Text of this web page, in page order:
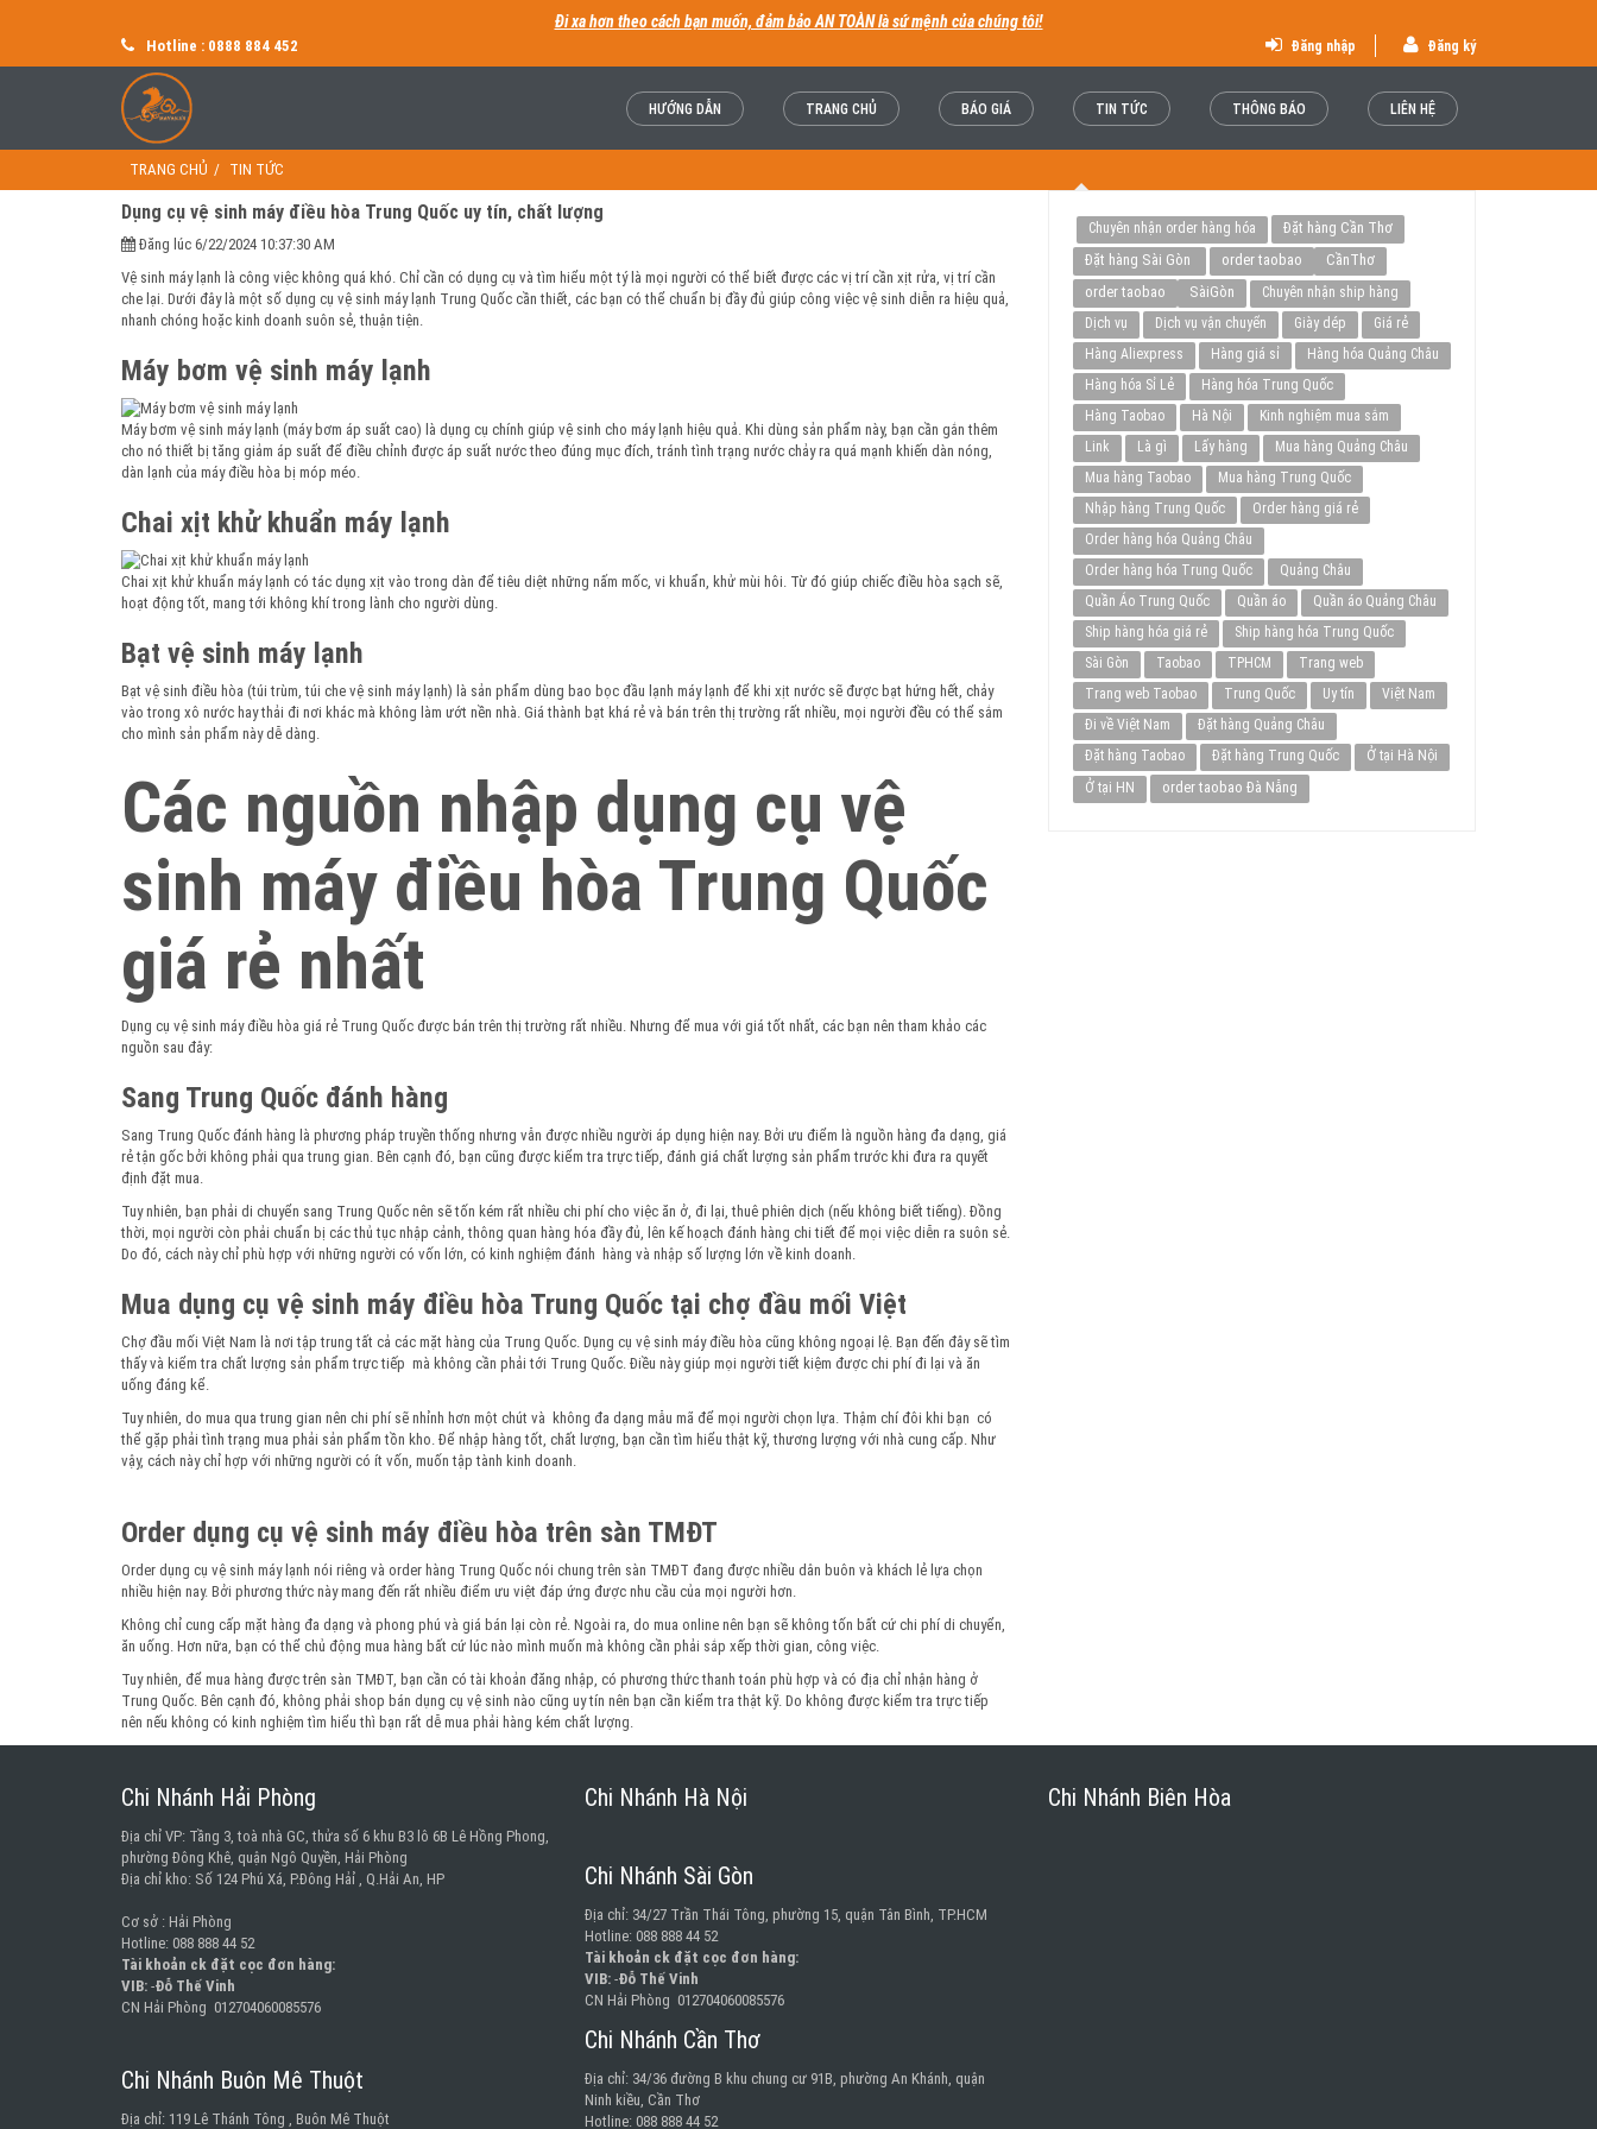
Đi xa hơn theo cách bạn muốn, đảm bảo AN TOÀN là sứ mệnh của chúng tôi!
Hotline : 0888 884 452 Đăng nhập Đăng ký
HƯỚNG DẪN TRANG CHỦ BÁO GIÁ TIN TỨC THÔNG BÁO LIÊN HỆ
TRANG CHỦ TIN TỨC
Dụng cụ vệ sinh máy điều hòa Trung Quốc uy tín, chất lượng
Đăng lúc 6/22/2024 10:37:30 AM
Vệ sinh máy lạnh là công việc không quá khó. Chỉ cần có dụng cụ và tìm hiểu một tý là mọi người có thể biết được các vị trí cần xịt rửa, vị trí cần
che lại. Dưới đây là một số dụng cụ vệ sinh máy lạnh Trung Quốc cần thiết, các bạn có thể chuẩn bị đầy đủ giúp công việc vệ sinh diễn ra hiệu quả,
nhanh chóng hoặc kinh doanh suôn sẻ, thuận tiện.
Máy bơm vệ sinh máy lạnh
Máy bơm vệ sinh máy lạnh (máy bơm áp suất cao) là dụng cụ chính giúp vệ sinh cho máy lạnh hiệu quả. Khi dùng sản phẩm này, bạn cần gắn thêm
cho nó thiết bị tăng giảm áp suất để điều chỉnh được áp suất nước theo đúng mục đích, tránh tình trạng nước chảy ra quá mạnh khiến dàn nóng,
dàn lạnh của máy điều hòa bị móp méo.
Chai xịt khử khuẩn máy lạnh
Chai xịt khử khuẩn máy lạnh có tác dụng xịt vào trong dàn để tiêu diệt những nấm mốc, vi khuẩn, khử mùi hôi. Từ đó giúp chiếc điều hòa sạch sẽ,
hoạt động tốt, mang tới không khí trong lành cho người dùng.
Bạt vệ sinh máy lạnh
Bạt vệ sinh điều hòa (túi trùm, túi che vệ sinh máy lạnh) là sản phẩm dùng bao bọc đầu lạnh máy lạnh để khi xịt nước sẽ được bạt hứng hết, chảy
vào trong xô nước hay thải đi nơi khác mà không làm ướt nền nhà. Giá thành bạt khá rẻ và bán trên thị trường rất nhiều, mọi người đều có thể sắm
cho mình sản phẩm này dễ dàng.
Các nguồn nhập dụng cụ vệ
sinh máy điều hòa Trung Quốc
giá rẻ nhất
Dụng cụ vệ sinh máy điều hòa giá rẻ Trung Quốc được bán trên thị trường rất nhiều. Nhưng để mua với giá tốt nhất, các bạn nên tham khảo các
nguồn sau đây:
Sang Trung Quốc đánh hàng
Sang Trung Quốc đánh hàng là phương pháp truyền thống nhưng vẫn được nhiều người áp dụng hiện nay. Bởi ưu điểm là nguồn hàng đa dạng, giá
rẻ tận gốc bởi không phải qua trung gian. Bên cạnh đó, bạn cũng được kiểm tra trực tiếp, đánh giá chất lượng sản phẩm trước khi đưa ra quyết
định đặt mua.
Tuy nhiên, bạn phải di chuyển sang Trung Quốc nên sẽ tốn kém rất nhiều chi phí cho việc ăn ở, đi lại, thuê phiên dịch (nếu không biết tiếng). Đồng
thời, mọi người còn phải chuẩn bị các thủ tục nhập cảnh, thông quan hàng hóa đầy đủ, lên kế hoạch đánh hàng chi tiết để mọi việc diễn ra suôn sẻ.
Do đó, cách này chỉ phù hợp với những người có vốn lớn, có kinh nghiệm đánh hàng và nhập số lượng lớn về kinh doanh.
Mua dụng cụ vệ sinh máy điều hòa Trung Quốc tại chợ đầu mối Việt
Chợ đầu mối Việt Nam là nơi tập trung tất cả các mặt hàng của Trung Quốc. Dụng cụ vệ sinh máy điều hòa cũng không ngoại lệ. Bạn đến đây sẽ tìm
thấy và kiểm tra chất lượng sản phẩm trực tiếp mà không cần phải tới Trung Quốc. Điều này giúp mọi người tiết kiệm được chi phí đi lại và ăn
uống đáng kể.
Tuy nhiên, do mua qua trung gian nên chi phí sẽ nhỉnh hơn một chút và không đa dạng mẫu mã để mọi người chọn lựa. Thậm chí đôi khi bạn có
thể gặp phải tình trạng mua phải sản phẩm tồn kho. Để nhập hàng tốt, chất lượng, bạn cần tìm hiểu thật kỹ, thương lượng với nhà cung cấp. Như
vậy, cách này chỉ hợp với những người có ít vốn, muốn tập tành kinh doanh.
Order dụng cụ vệ sinh máy điều hòa trên sàn TMĐT
Order dụng cụ vệ sinh máy lạnh nói riêng và order hàng Trung Quốc nói chung trên sàn TMĐT đang được nhiều dân buôn và khách lẻ lựa chọn
nhiều hiện nay. Bởi phương thức này mang đến rất nhiều điểm ưu việt đáp ứng được nhu cầu của mọi người hơn.
Không chỉ cung cấp mặt hàng đa dạng và phong phú và giá bán lại còn rẻ. Ngoài ra, do mua online nên bạn sẽ không tốn bất cứ chi phí di chuyển,
ăn uống. Hơn nữa, bạn có thể chủ động mua hàng bất cứ lúc nào mình muốn mà không cần phải sắp xếp thời gian, công việc.
Tuy nhiên, để mua hàng được trên sàn TMĐT, bạn cần có tài khoản đăng nhập, có phương thức thanh toán phù hợp và có địa chỉ nhận hàng ở
Trung Quốc. Bên cạnh đó, không phải shop bán dụng cụ vệ sinh nào cũng uy tín nên bạn cần kiểm tra thật kỹ. Do không được kiểm tra trực tiếp
nên nếu không có kinh nghiệm tìm hiểu thì bạn rất dễ mua phải hàng kém chất lượng.
Chuyên nhận order hàng hóa
Đặt hàng Cần Thơ
Đặt hàng Sài Gòn
order taobao
CầnThơ
order taobao
SàiGòn
Chuyên nhận ship hàng
Dịch vụ
Dịch vụ vận chuyển Giày dép
Giá rẻ
Hàng Aliexpress
Hàng giá sỉ
Hàng hóa Quảng Châu
Hàng hóa Sỉ Lẻ
Hàng hóa Trung Quốc
Hàng Taobao
Hà Nội
Kinh nghiệm mua sắm
Link
Là gì Lấy hàng
Mua hàng Quảng Châu
Mua hàng Taobao
Mua hàng Trung Quốc
Nhập hàng Trung Quốc
Order hàng giá rẻ
Order hàng hóa Quảng Châu
Order hàng hóa Trung Quốc
Quảng Châu
Quần Áo Trung Quốc
Quần áo
Quần áo Quảng Châu
Ship hàng hóa giá rẻ
Ship hàng hóa Trung Quốc
Sài Gòn
Taobao TPHCM
Trang web
Trang web Taobao
Trung Quốc Uy tín
Việt Nam
Đi về Việt Nam
Đặt hàng Quảng Châu
Đặt hàng Taobao
Đặt hàng Trung Quốc
Ở tại Hà Nội
Ở tại HN
order taobao Đà Nẵng
Chi Nhánh Hải Phòng
Địa chỉ VP: Tầng 3, toà nhà GC, thửa số 6 khu B3 lô 6B Lê Hồng Phong,
phường Đông Khê, quận Ngô Quyền, Hải Phòng
Địa chỉ kho: Số 124 Phú Xá, P.Đông Hảỉ , Q.Hải An, HP
Cơ sở : Hải Phòng
Hotline: 088 888 44 52
Tài khoản ck đặt cọc đơn hàng:
VIB: -Đỗ Thế Vinh
CN Hải Phòng 012704060085576
Chi Nhánh Buôn Mê Thuột
Địa chỉ: 119 Lê Thánh Tông , Buôn Mê Thuột
Chi Nhánh Hà Nội
Chi Nhánh Sài Gòn
Địa chỉ: 34/27 Trần Thái Tông, phường 15, quận Tân Bình, TP.HCM
Hotline: 088 888 44 52
Tài khoản ck đặt cọc đơn hàng:
VIB: -Đỗ Thế Vinh
CN Hải Phòng 012704060085576
Chi Nhánh Cần Thơ
Địa chỉ: 34/36 đường B khu chung cư 91B, phường An Khánh, quận
Ninh kiều, Cần Thơ
Hotline: 088 888 44 52
Chi Nhánh Biên Hòa